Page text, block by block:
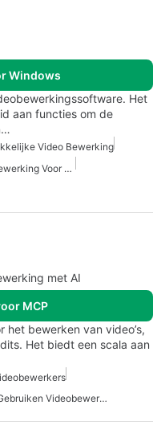
Windows
Het
aan functies om de
Video Bewerking
Gemakkelijke Video Bewerking Voor Windows Gratis
met AI
MCP
bewerken van video’s,
Het biedt een scala aan
Eenvoudig Te Gebruiken Videobewerking